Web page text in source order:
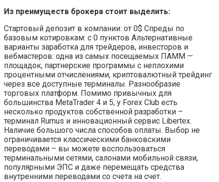
Из преимуществ брокера стоит выделить:
Стартовый депозит в компании: от 0$ Спреды по
базовым котировкам: с 0 пунктов Альтернативные
варианты заработка для трейдеров, инвесторов и
вебмастеров: одна из самых посещаемых ПАММ —
площадок, партнерские программы с неплохими
процентными отчислениями, криптовалютный трейдинг
через все доступные терминалы. Разнообразие
торговых платформ. Помимо привычных для
большинства MetaTrader 4 и 5, у Forex Club есть
несколько продуктов собственной разработки –
терминал Rumus и инновационный сервис Libertex.
Наличие большого числа способов оплаты. Выбор не
ограничивается классическими банковскими
переводами – вы можете воспользоваться
терминальными сетями, салонами мобильной связи,
популярными ЭПС и даже перемещать средства
внутренними переводами со счета на счет.